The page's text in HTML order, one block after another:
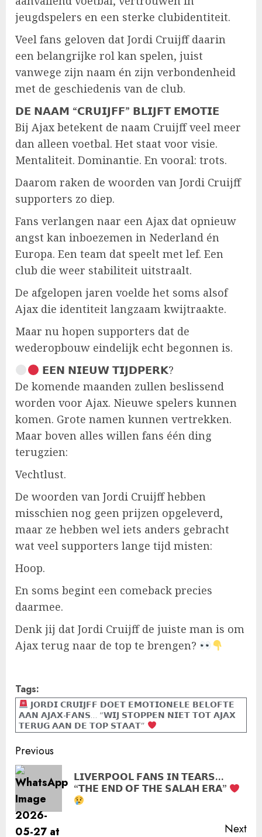
jeugdspelers en een sterke clubidentiteit.
Veel fans geloven dat Jordi Cruijff daarin
een belangrijke rol kan spelen, juist
vanwege zijn naam én zijn verbondenheid
met de geschiedenis van de club.
𝗗𝗘 𝗡𝗔𝗔𝗠 “𝗖𝗥𝗨𝗜𝗝𝗙𝗙” 𝗕𝗟𝗜𝗝𝗙𝗧 𝗘𝗠𝗢𝗧𝗜𝗘
Bij Ajax betekent de naam Cruijff veel meer
dan alleen voetbal. Het staat voor visie.
Mentaliteit. Dominantie. En vooral: trots.
Daarom raken de woorden van Jordi Cruijff
supporters zo diep.
Fans verlangen naar een Ajax dat opnieuw
angst kan inboezemen in Nederland én
Europa. Een team dat speelt met lef. Een
club die weer stabiliteit uitstraalt.
De afgelopen jaren voelde het soms alsof
Ajax die identiteit langzaam kwijtraakte.
Maar nu hopen supporters dat de
wederopbouw eindelijk echt begonnen is.
𝗘𝗘𝗡 𝗡𝗜𝗘𝗨𝗪 𝗧𝗜𝗝𝗗𝗣𝗘𝗥𝗞?
De komende maanden zullen beslissend
worden voor Ajax. Nieuwe spelers kunnen
komen. Grote namen kunnen vertrekken.
Maar boven alles willen fans één ding
terugzien:
Vechtlust.
De woorden van Jordi Cruijff hebben
misschien nog geen prijzen opgeleverd,
maar ze hebben wel iets anders gebracht
wat veel supporters lange tijd misten:
Hoop.
En soms begint een comeback precies
daarmee.
Denk jij dat Jordi Cruijff de juiste man is om
Ajax terug naar de top te brengen?
Tags:
𝗝𝗢𝗥𝗗𝗜 𝗖𝗥𝗨𝗜𝗝𝗙𝗙 𝗗𝗢𝗘𝗧 𝗘𝗠𝗢𝗧𝗜𝗢𝗡𝗘𝗟𝗘 𝗕𝗘𝗟𝗢𝗙𝗧𝗘
𝗔𝗔𝗡 𝗔𝗝𝗔𝗫-𝗙𝗔𝗡𝗦… “𝗪𝗜𝗝 𝗦𝗧𝗢𝗣𝗣𝗘𝗡 𝗡𝗜𝗘𝗧 𝗧𝗢𝗧 𝗔𝗝𝗔𝗫
𝗧𝗘𝗥𝗨𝗚 𝗔𝗔𝗡 𝗗𝗘 𝗧𝗢𝗣 𝗦𝗧𝗔𝗔𝗧”
Post
navigation
Previous
𝗟𝗜𝗩𝗘𝗥𝗣𝗢𝗢𝗟 𝗙𝗔𝗡𝗦 𝗜𝗡 𝗧𝗘𝗔𝗥𝗦…
“𝗧𝗛𝗘 𝗘𝗡𝗗 𝗢𝗙 𝗧𝗛𝗘 𝗦𝗔𝗟𝗔𝗛 𝗘𝗥𝗔”
Next